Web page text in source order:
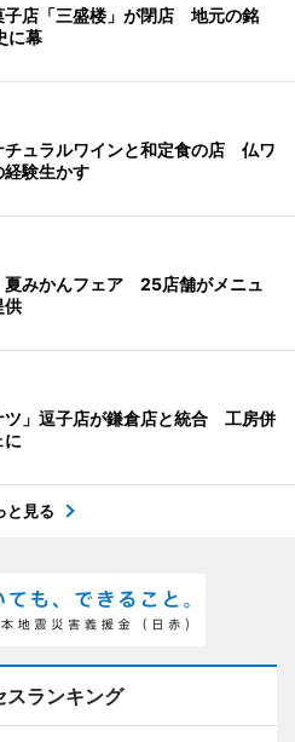
子店「三盛楼」が閉店 地元の銘
に幕
チュラルワインと和定食の店 仏ワ
経験生かす
夏みかんフェア 25店舗がメニュ
供
ツ」逗子店が鎌倉店と統合 工房併
に
と見る
スランキング